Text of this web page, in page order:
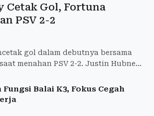
Cetak Gol, Fortuna
PSV 2-2
gol dalam debutnya bersama
menahan PSV 2-2. Justin Hubner
Balai K3, Fokus Cegah